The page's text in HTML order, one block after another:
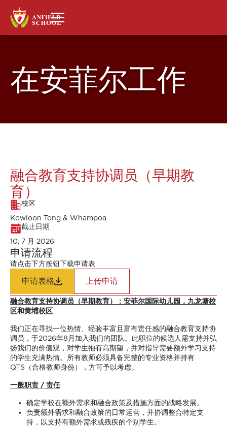
在安菲尔工作
融合教育支持协调员（早期教
育）
校区
Kowloon Tong & Whampoa
截止日期
10, 7 月 2026
申请流程
请点击下方按钮下载申请表
申请表格 上传申请
融合教育支持协调员（早期教育）：安菲尔国际幼儿园，九龙塘校
区和黄埔校区
我们正在寻找一位热情、经验丰富且富有责任感的融合教育支持协
调员，于2026年8月加入我们的团队。此职位的候选人需支持并弘
扬我们的价值观，对学生抱有高期望，并对指导需要额外学习支持
的学生充满热情。所有教师必须具备完整的专业资格并持有
QTS（合格教师身份），方可予以考虑。
一般职责 / 责任
确定学校在额外需求和融合政策及措施方面的战略发展。
负责额外需求和融合政策的日常运营，并协调整合特定支
持，以支持有额外需求或残疾的个别学生。